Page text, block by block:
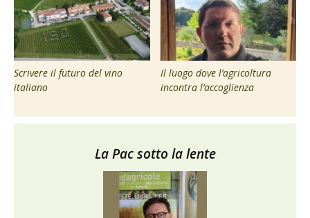
Scrivere il futuro del vino
italiano
Il luogo dove l’agricoltura
incontra l’accoglienza
La Pac sotto la lente